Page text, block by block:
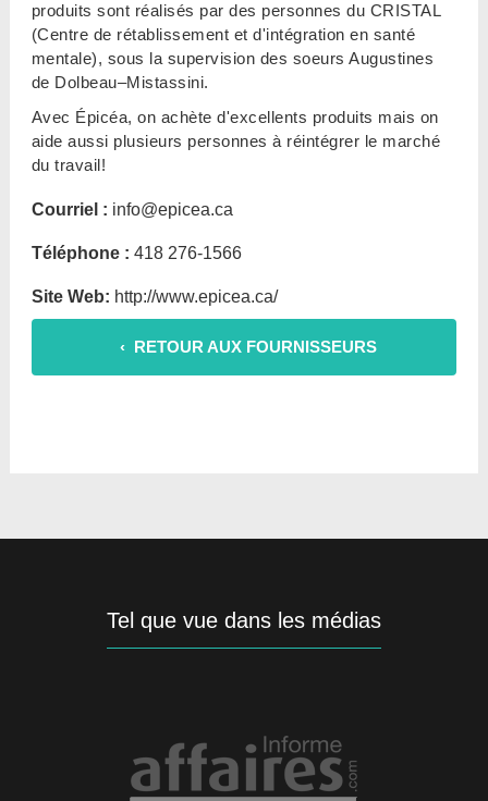
produits sont réalisés par des personnes du CRISTAL
(Centre de rétablissement et d'intégration en santé
mentale), sous la supervision des soeurs Augustines
de Dolbeau–Mistassini.
Avec Épicéa, on achète d'excellents produits mais on
aide aussi plusieurs personnes à réintégrer le marché
du travail!
Courriel : info@epicea.ca
Téléphone : 418 276-1566
Site Web: http://www.epicea.ca/
‹ RETOUR AUX FOURNISSEURS
Tel que vue dans les médias